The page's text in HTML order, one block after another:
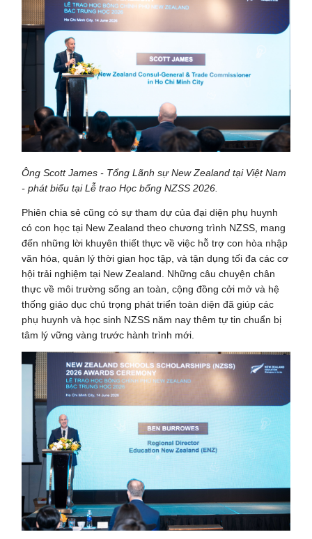
Ông Scott James - Tổng Lãnh sự New Zealand tại Việt Nam
- phát biểu tại Lễ trao Học bổng NZSS 2026.
Phiên chia sẻ cũng có sự tham dự của đại diện phụ huynh
có con học tại New Zealand theo chương trình NZSS, mang
đến những lời khuyên thiết thực về việc hỗ trợ con hòa nhập
văn hóa, quản lý thời gian học tập, và tận dụng tối đa các cơ
hội trải nghiệm tại New Zealand. Những câu chuyện chân
thực về môi trường sống an toàn, cộng đồng cởi mở và hệ
thống giáo dục chú trọng phát triển toàn diện đã giúp các
phụ huynh và học sinh NZSS năm nay thêm tự tin chuẩn bị
tâm lý vững vàng trước hành trình mới.